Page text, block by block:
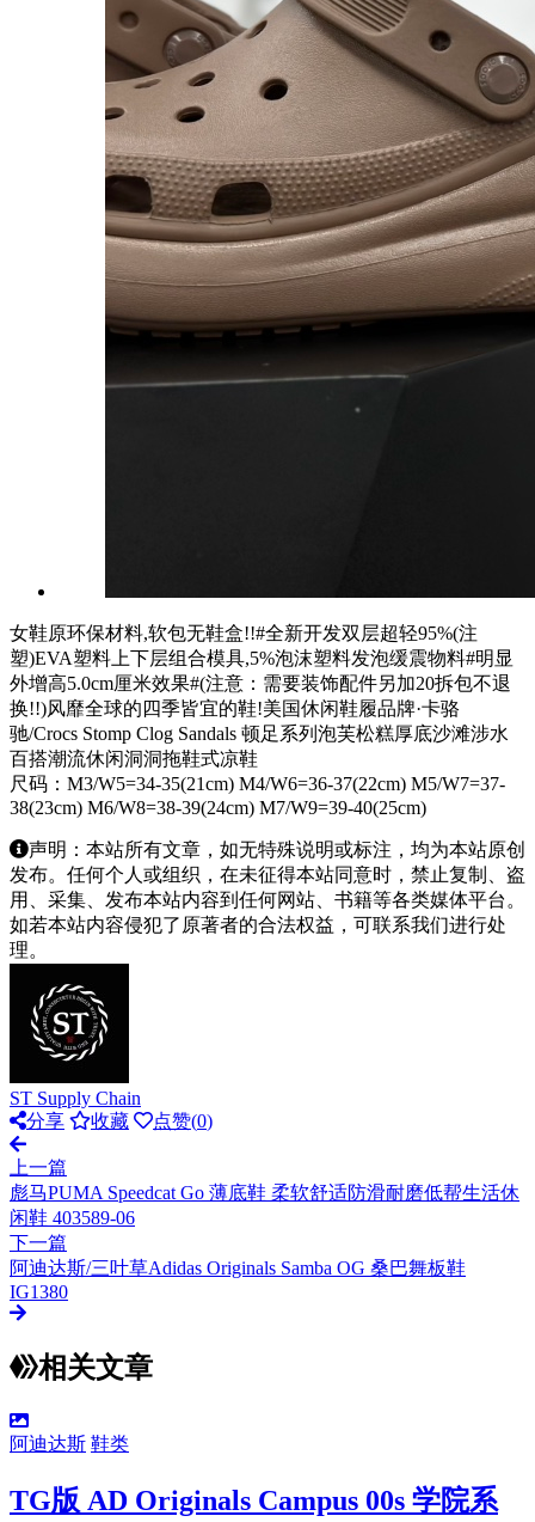
女鞋原环保材料,软包无鞋盒!!#全新开发双层超轻95%(注
塑)EVA塑料上下层组合模具,5%泡沫塑料发泡缓震物料#明显
外增高5.0cm厘米效果#(注意：需要装饰配件另加20拆包不退
换!!)风靡全球的四季皆宜的鞋!美国休闲鞋履品牌·卡骆
驰/Crocs Stomp Clog Sandals 顿足系列泡芙松糕厚底沙滩涉水
百搭潮流休闲洞洞拖鞋式凉鞋
尺码：M3/W5=34-35(21cm) M4/W6=36-37(22cm) M5/W7=37-
38(23cm) M6/W8=38-39(24cm) M7/W9=39-40(25cm)
声明：本站所有文章，如无特殊说明或标注，均为本站原创
发布。任何个人或组织，在未征得本站同意时，禁止复制、盗
用、采集、发布本站内容到任何网站、书籍等各类媒体平台。
如若本站内容侵犯了原著者的合法权益，可联系我们进行处
理。
ST Supply Chain
分享
收藏 点赞(0)
上一篇
彪马PUMA Speedcat Go 薄底鞋 柔软舒适防滑耐磨低帮生活休
闲鞋 403589-06
下一篇
阿迪达斯/三叶草Adidas Originals Samba OG 桑巴舞板鞋
IG1380
相关文章
阿迪达斯 鞋类
TG版 AD Originals Campus 00s 学院系